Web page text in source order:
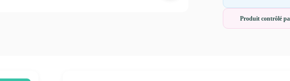
Produit contrôlé